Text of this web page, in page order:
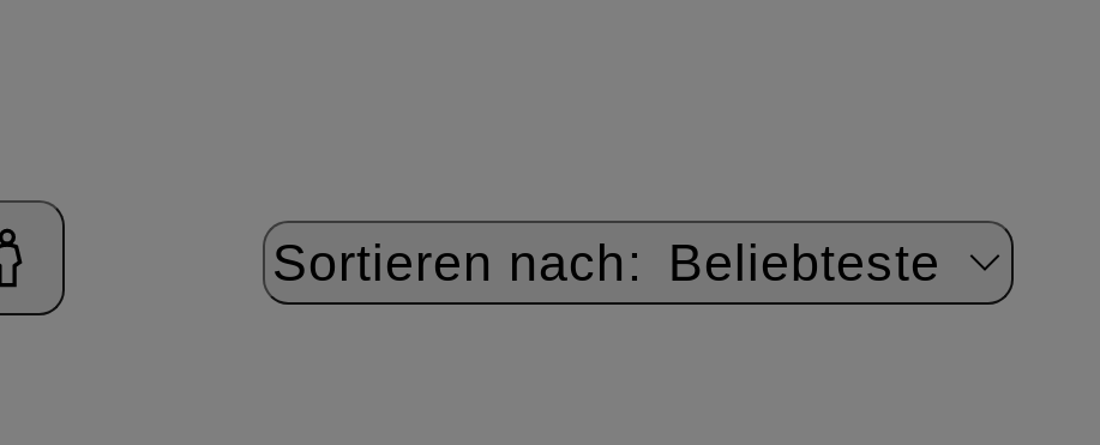
Sortieren nach: Beliebteste